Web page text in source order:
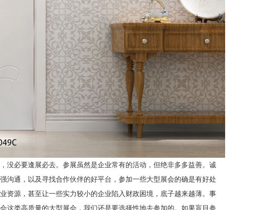
没必要逢展必去。参展虽然是企业常有的活动，但绝非多多益善。诚
沟通，以及寻找合作伙伴的好平台，参加一些大型展会的确是有好处
资源，甚至让一些实力较小的企业陷入财政困境，底子越来越薄。事
这类高质量的大型展会，我们还是要选择性地去参加的。如果盲目参